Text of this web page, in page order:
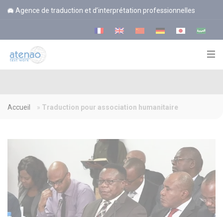
Agence de traduction et d’interprétation professionnelles
Accueil » Traduction pour association humanitaire
Panneau de gestion des cookies